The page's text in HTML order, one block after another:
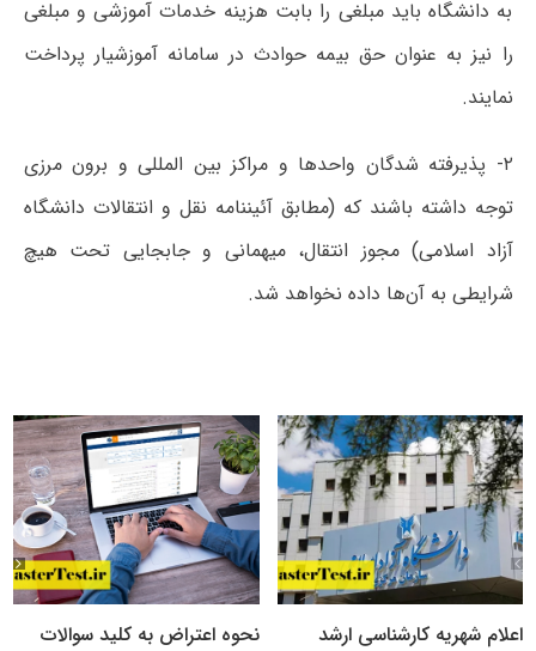
به دانشگاه باید مبلغی را بابت هزینه خدمات آموزشی و مبلغی
را نیز به عنوان حق بیمه حوادث در سامانه آموزشیار پرداخت
نمایند.
۲- پذیرفته شدگان واحدها و مراکز بین المللی و برون مرزی
توجه داشته باشند که (مطابق آئیننامه نقل و انتقالات دانشگاه
آزاد اسلامی) مجوز انتقال، میهمانی و جابجایی تحت هیچ
شرایطی به آن‌ها داده نخواهد شد.
اعلام شهریه کارشناسی ارشد
نحوه اعتراض به کلید سوالات